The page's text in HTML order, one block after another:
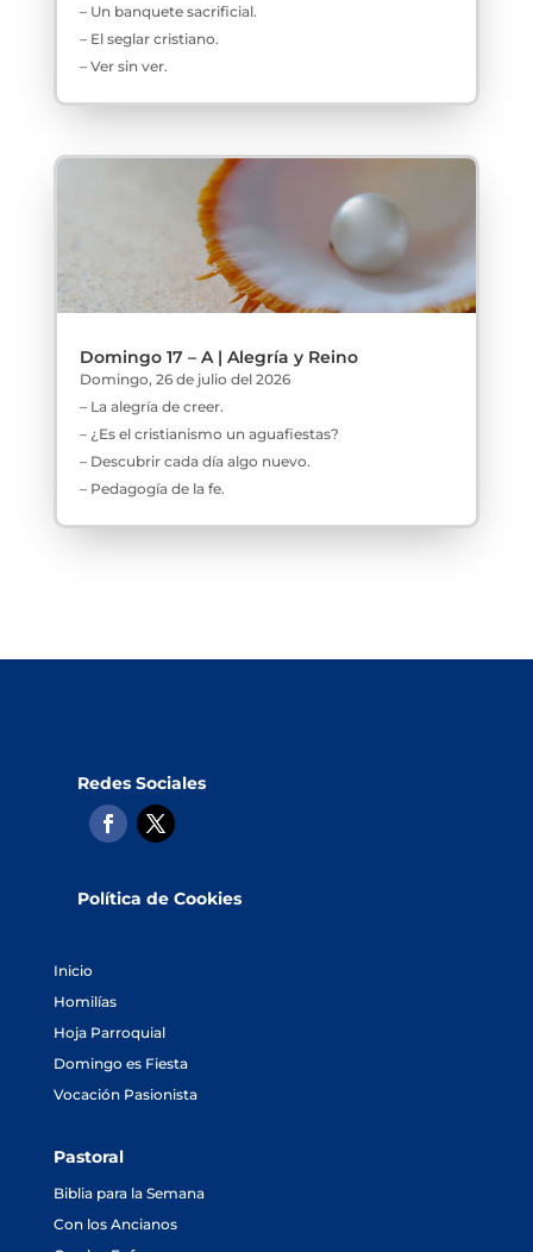
– Un banquete sacrificial.
– El seglar cristiano.
– Ver sin ver.
Domingo 17 – A | Alegría y Reino
Domingo, 26 de julio del 2026
– La alegría de creer.
– ¿Es el cristianismo un aguafiestas?
– Descubrir cada día algo nuevo.
– Pedagogía de la fe.
Redes Sociales
Política de Cookies
Inicio
Homilías
Hoja Parroquial
Domingo es Fiesta
Vocación Pasionista
Pastoral
Biblia para la Semana
Con los Ancianos